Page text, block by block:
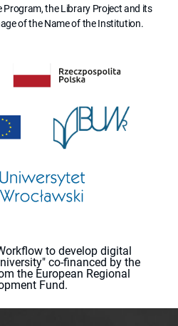
the Library Project and its
of the Name of the Institution.
to develop digital
co-financed by the
the European Regional
Fund.